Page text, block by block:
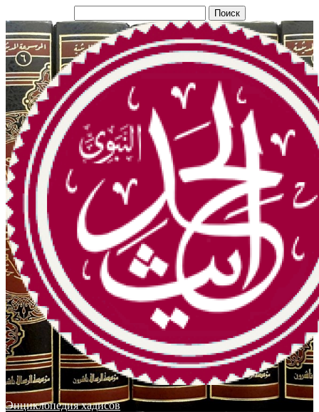
Энциклопедия хадисов